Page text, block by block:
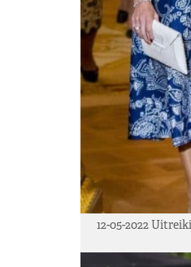
12-05-2022